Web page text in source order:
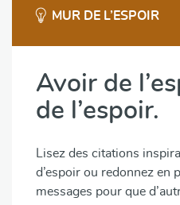
MUR DE L’ESPOIR
Avoir de
de l’espoir.
Lisez des citations
d’espoir ou redonnez en
messages pour que